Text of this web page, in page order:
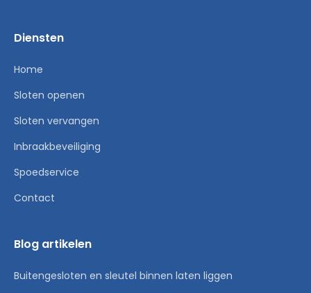
Diensten
Home
Sloten openen
Sloten vervangen
Inbraakbeveiliging
Spoedservice
Contact
Blog artikelen
Buitengesloten en sleutel binnen laten liggen